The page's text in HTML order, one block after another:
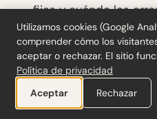
fijos y cuándo los
requieren ajuste.
-Kit de papeles de
Plantillas para
deterioro con cálculos
Utilizamos cookies (Google
comprender cómo los
aceptar o rechazar. El sitio
Política de privacidad
Aceptar
Rechazar